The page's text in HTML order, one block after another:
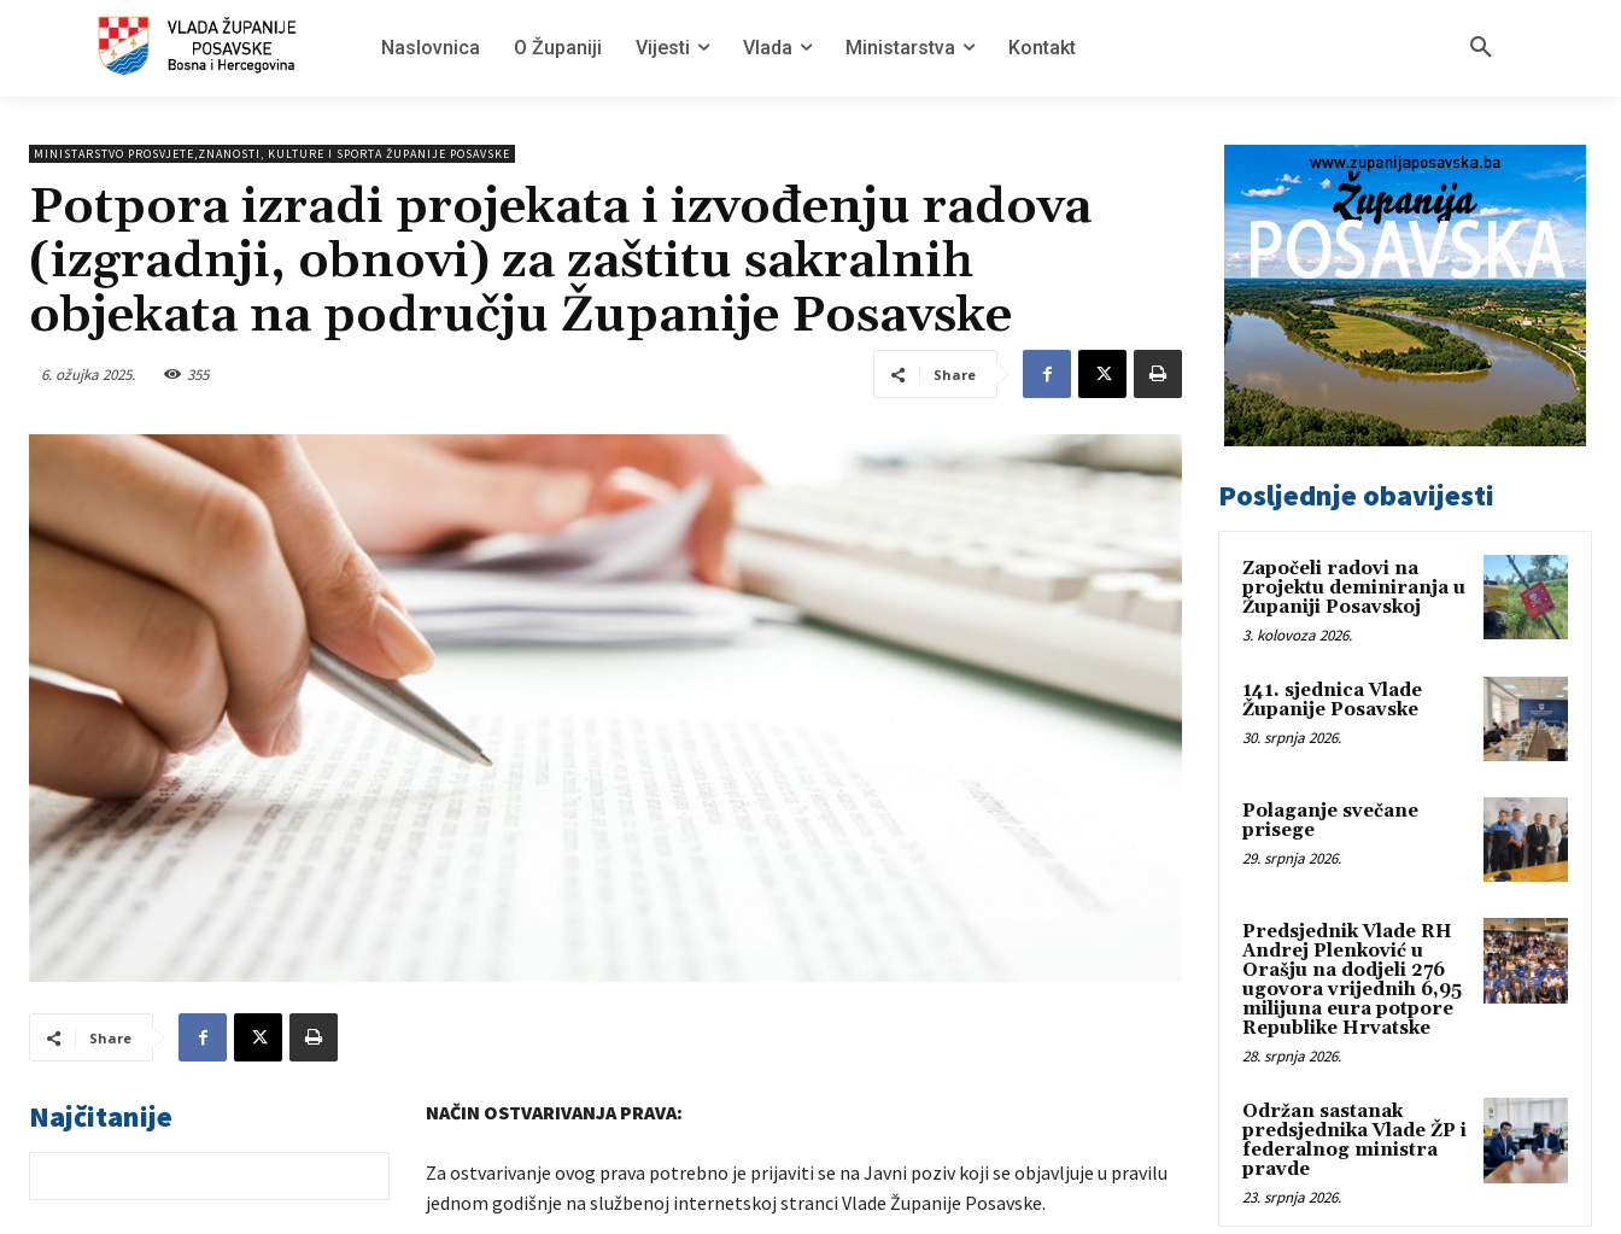
Naslovnica O Županiji Vijesti Vlada Ministarstva Kontakt
MINISTARSTVO PROSVJETE,ZNANOSTI, KULTURE I SPORTA ŽUPANIJE POSAVSKE
Potpora izradi projekata i izvođenju radova
(izgradnji, obnovi) za zaštitu sakralnih
objekata na području Županije Posavske
6. ožujka 2025. 355 Share
Share
Najčitanije NAČIN OSTVARIVANJA PRAVA:
Za ostvarivanje ovog prava potrebno je prijaviti se na Javni poziv koji se objavljuje u pravilu
jednom godišnje na službenoj internetskoj stranci Vlade Županije Posavske.
Posljednje obavijesti
Započeli radovi na
projektu deminiranja u
Županiji Posavskoj
3. kolovoza 2026.
141. sjednica Vlade
Županije Posavske
30. srpnja 2026.
Polaganje svečane
prisege
29. srpnja 2026.
Predsjednik Vlade RH
Andrej Plenković u
Orašju na dodjeli 276
ugovora vrijednih 6,95
milijuna eura potpore
Republike Hrvatske
28. srpnja 2026.
Održan sastanak
predsjednika Vlade ŽP i
federalnog ministra
pravde
23. srpnja 2026.